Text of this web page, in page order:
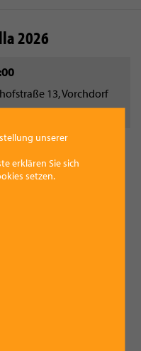
2026
13, Vorchdorf
und Weinsommelière
kulinarischen
mit 6 perfekt
Einblicke in Aromen,
oder telefonisch bei
unserer
erklären Sie sich
setzen.